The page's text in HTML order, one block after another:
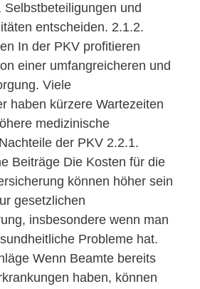
und
entscheiden. 2.1.2.
In der PKV profitieren
einer umfangreicheren und
Viele
haben kürzere Wartezeiten
medizinische
der PKV 2.2.1.
Beiträge Die Kosten für die
können höher sein
gesetzlichen
insbesondere wenn man
Probleme hat.
Wenn Beamte bereits
haben, können